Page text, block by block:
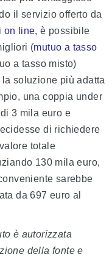
il servizio offerto da
on line, è possibile
(mutuo a tasso
a tasso misto)
soluzione più adatta
una coppia under
3 mila euro e
di richiedere
totale
130 mila euro,
sarebbe
da 697 euro al
è autorizzata
della fonte e